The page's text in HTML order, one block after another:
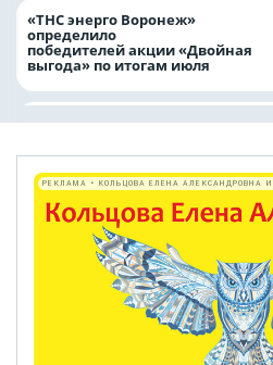
«ТНС энерго Воронеж»
определило
победителей акции «Двойная
выгода» по итогам июля
РЕКЛАМА • КОЛЬЦОВА ЕЛЕНА АЛЕКСАНДРОВНА